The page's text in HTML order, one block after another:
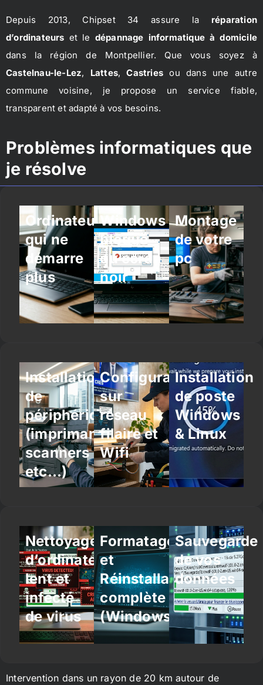
Depuis 2013, Chipset 34 assure la réparation
d’ordinateurs et le dépannage informatique à domicile
dans la région de Montpellier. Que vous soyez à
Castelnau-le-Lez, Lattes,Castries ou dans une autre
commune voisine, je propose un service fiable,
transparent et adapté à vos besoins.
Problèmes informatiques que
je résolve
Ordinateur
qui ne
démarre
plus
Windows
bloqué
ou écran
noir
Montage
de votre
pc
Installation
de
périphériques
(imprimantes,
scanners
etc…)
Configuration
sur
réseau
filaire et
Wifi
Installation
de poste
Windows
& Linux
Nettoyage
d’ordinateur
lent et
infecté
de virus
Formatage
et
Réinstallation
complète
(Windows/Linux)
Sauvegarde
de vos
données
Intervention dans un rayon de 20 km autour de